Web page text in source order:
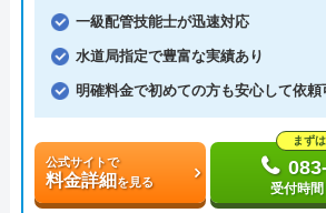
一級配管技能士が迅速対応
水道局指定で豊富な実績あり
明確料金で初めての方も安心して依頼
公式サイトで
料金詳細を見る
まず
受付時